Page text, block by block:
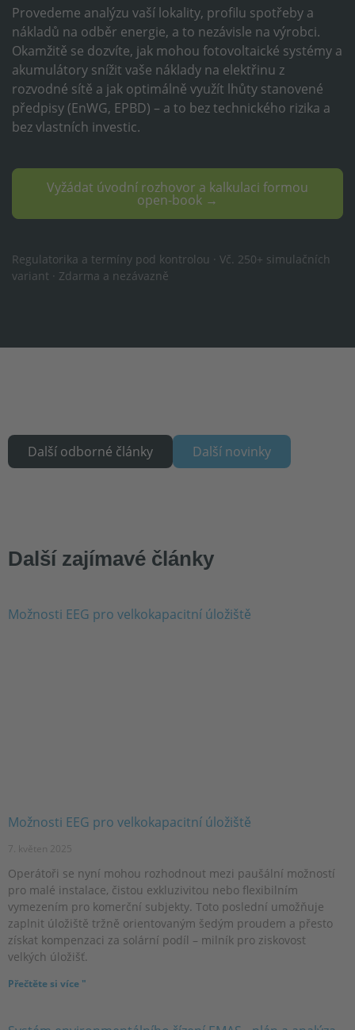
Provedeme analýzu vaší lokality, profilu spotřeby a
nákladů na odběr energie, a to nezávisle na výrobci.
Okamžitě se dozvíte, jak mohou fotovoltaické systémy a
akumulátory snížit vaše náklady na elektřinu z
rozvodné sítě a jak optimálně využít lhůty stanovené
předpisy (EnWG, EPBD) – a to bez technického rizika a
bez vlastních investic.
Vyžádat úvodní rozhovor a kalkulaci formou
open-book →
Regulatorika a termíny pod kontrolou · Vč. 250+ simulačních
variant · Zdarma a nezávazně
Další odborné články Další novinky
Další zajímavé články
Možnosti EEG pro velkokapacitní úložiště
7. květen 2025
Operátoři se nyní mohou rozhodnout mezi paušální možností
pro malé instalace, čistou exkluzivitou nebo flexibilním
vymezením pro komerční subjekty. Toto poslední umožňuje
zaplnit úložiště tržně orientovaným šedým proudem a přesto
získat kompenzaci za solární podíl – milník pro ziskovost
velkých úložišť.
Přečtěte si více "